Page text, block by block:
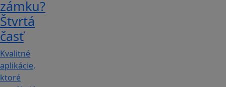
zámku?
Štvrtá
časť
Kvalitné
aplikácie,
ktoré